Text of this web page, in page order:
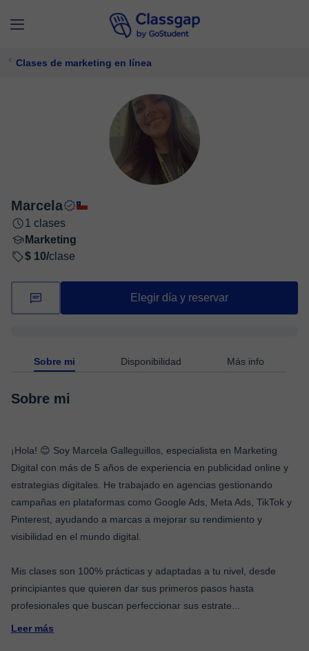
Clases de marketing en línea
Marcela
1 clases
Marketing
$ 10/clase
Elegir día y reservar
Sobre mi Disponibilidad Más info
Sobre mi
¡Hola! 😊 Soy Marcela Galleguillos, especialista en Marketing
Digital con más de 5 años de experiencia en publicidad online y
estrategias digitales. He trabajado en agencias gestionando
campañas en plataformas como Google Ads, Meta Ads, TikTok y
Pinterest, ayudando a marcas a mejorar su rendimiento y
visibilidad en el mundo digital.
Mis clases son 100% prácticas y adaptadas a tu nivel, desde
principiantes que quieren dar sus primeros pasos hasta
profesionales que buscan perfeccionar sus estrate
Leer más